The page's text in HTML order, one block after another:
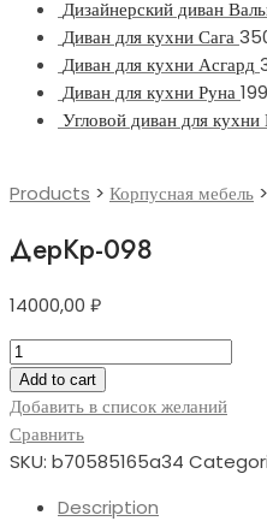
Дизайнерский диван
Диван для кухни Сага
Диван для кухни Асгард
Диван для кухни Руна
Угловой диван для кухни
Products > Корпусная мебель >
ДерКр-098
14000,00 ₽
ДерКр-098
quantity
Add to cart
Добавить в список желаний
Сравнить
SKU: b70585165a34
Description